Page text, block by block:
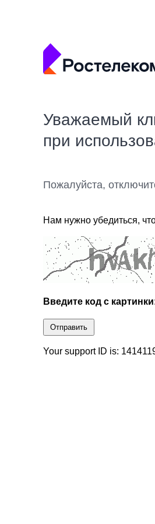
Уважаемый
при
Пожалуйста,
Нам нужно убедиться,
Введите код с
Отправить
Your support ID is: